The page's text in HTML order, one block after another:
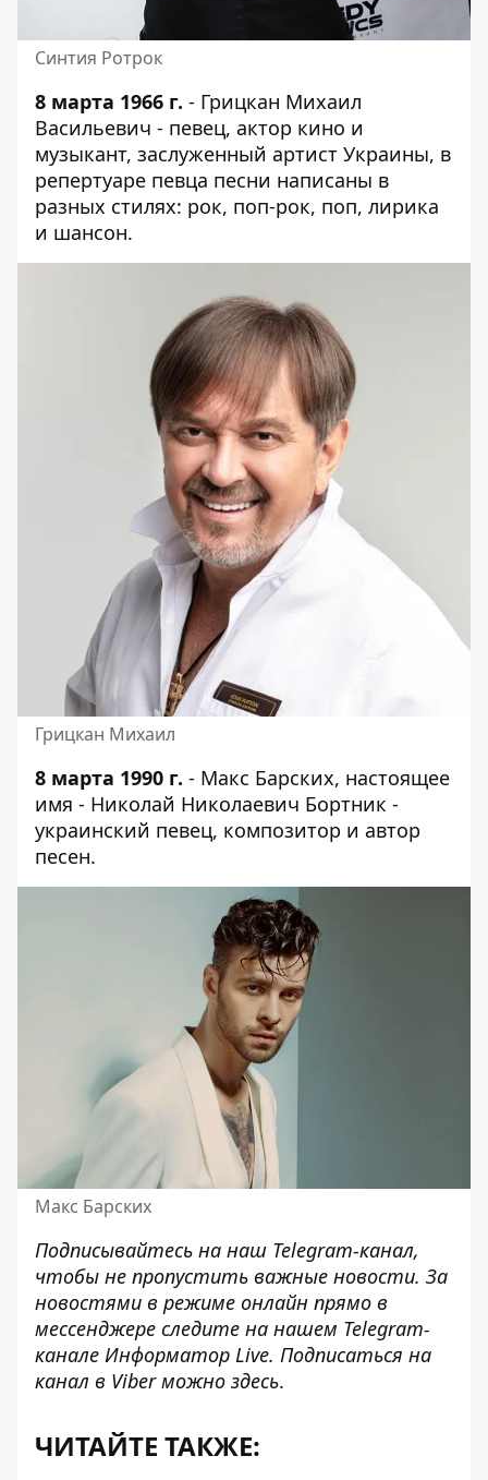
Синтия Ротрок
8 марта 1966 г. - Грицкан Михаил
Васильевич - певец, актор кино и
музыкант, заслуженный артист Украины, в
репертуаре певца песни написаны в
разных стилях: рок, поп-рок, поп, лирика
и шансон.
Грицкан Михаил
8 марта 1990 г. - Макс Барских, настоящее
имя - Николай Николаевич Бортник -
украинский певец, композитор и автор
песен.
Макс Барских
Подписывайтесь на наш Telegram-канал,
чтобы не пропустить важные новости. За
новостями в режиме онлайн прямо в
мессенджере следите на нашем Telegram-
канале Информатор Live. Подписаться на
канал в Viber можно здесь.
ЧИТАЙТЕ ТАКЖЕ: